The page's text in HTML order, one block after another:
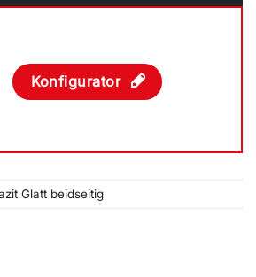
Konfigurator
Glatt beidseitig